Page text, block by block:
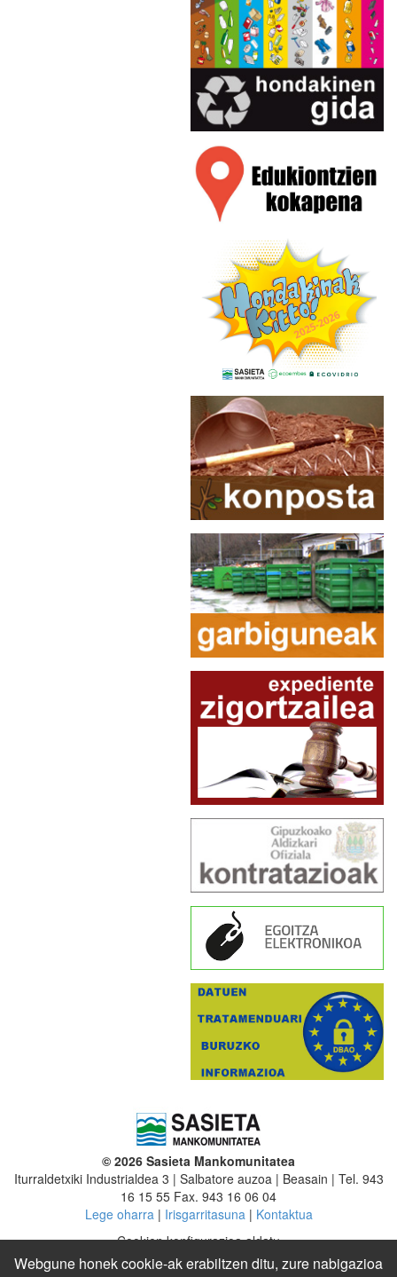
© 2026 Sasieta Mankomunitatea
Iturraldetxiki Industrialdea 3 | Salbatore auzoa | Beasain | Tel. 943
16 15 55 Fax. 943 16 06 04
Lege oharra | Irisgarritasuna | Kontaktua
Cookien konfigurazioa aldatu
Webgune honek cookie-ak erabiltzen ditu, zure nabigazioa